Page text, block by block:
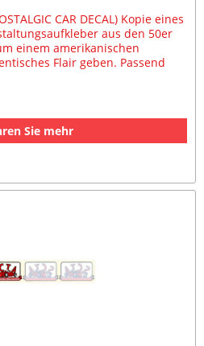
CAR DECAL) Kopie eines
aus den 50er
einem amerikanischen
Flair geben. Passend
Sie mehr